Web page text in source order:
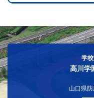
学
高川学
山口県